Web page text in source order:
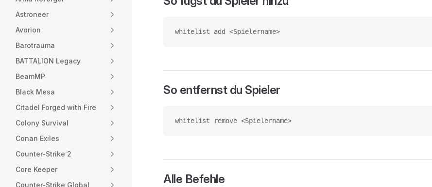
Astroneer
Avorion
Barotrauma
BATTALION Legacy
BeamMP
Black Mesa
Citadel Forged with Fire
Colony Survival
Conan Exiles
Counter-Strike 2
Core Keeper
Counter-Strike Global
whitelist add <Spielername>
So entfernst du Spieler
whitelist remove <Spielername>
Alle Befehle